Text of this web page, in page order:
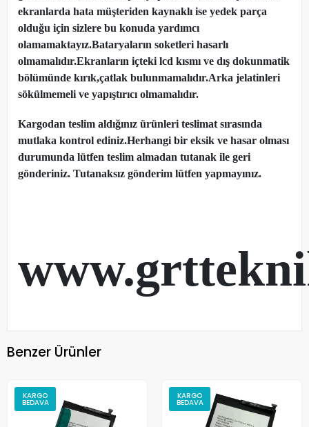
ekranlarda hata müşteriden kaynaklı ise yedek parça
olduğu için sizlere bu konuda yardımcı
olamamaktayız.Bataryaların soketleri hasarlı
olmamalıdır.Ekranların içteki lcd kısmı ve dış dokunmatik
bölümünde kırık,çatlak bulunmamalıdır.Arka jelatinleri
sökülmemeli ve yapıştırıcı olmamalıdır.
Kargodan teslim aldığınız ürünleri teslimat sırasında
mutlaka kontrol ediniz.Herhangi bir eksik ve hasar olması
durumunda lütfen teslim almadan tutanak ile geri
gönderiniz. Tutanaksız gönderim lütfen yapmayınız.
Benzer Ürünler
KARGO
BEDAVA
KARGO
BEDAVA